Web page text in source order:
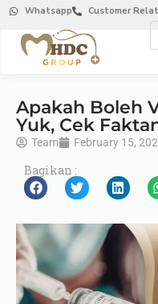
Whatsapp Customer
Apakah Boleh
Yuk, Cek
Team February 15,
Bagikan :